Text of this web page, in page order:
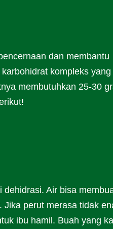
dan membantu
kompleks yang
membutuhkan 25-30
Air bisa
Jika perut merasa tidak
ibu hamil. Buah yang